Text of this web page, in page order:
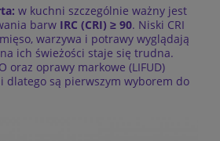
w kuchni szczególnie ważny jest
barw IRC (CRI) ≥ 90. Niski CRI
warzywa i potrawy wyglądają
ich świeżości staje się trudna.
oraz oprawy markowe (LIFUD)
dlatego są pierwszym wyborem do